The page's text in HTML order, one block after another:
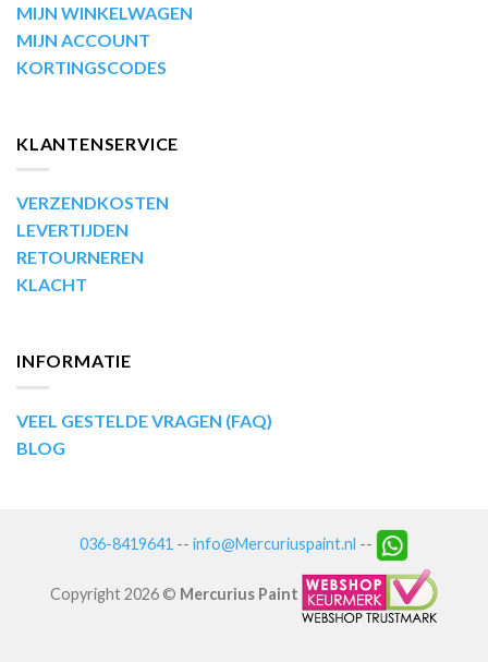
MIJN WINKELWAGEN
MIJN ACCOUNT
KORTINGSCODES
KLANTENSERVICE
VERZENDKOSTEN
LEVERTIJDEN
RETOURNEREN
KLACHT
INFORMATIE
VEEL GESTELDE VRAGEN (FAQ)
BLOG
036-8419641 -- info@Mercuriuspaint.nl --
Copyright 2026 © Mercurius Paint